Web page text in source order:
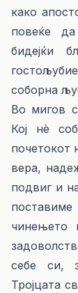
како
повеќе
бидејќи
соборна
Во мигов
Кој нè
почетокот
вера,
подвиг и
чинењето
себе си,
Тројцата